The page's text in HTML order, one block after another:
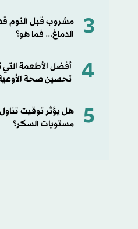
3
مشروب قبل النوم
الدماغ... فما هو؟
4
أفضل الأطعمة
تحسين صحة
5
هل يؤثر توقيت
مستويات السكر؟